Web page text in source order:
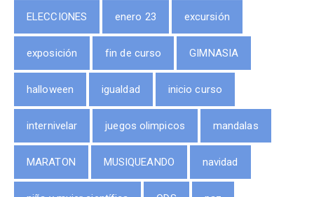
ELECCIONES enero 23 excursión
exposición fin de curso GIMNASIA
halloween igualdad inicio curso
internivelar juegos olimpicos mandalas
MARATON MUSIQUEANDO navidad